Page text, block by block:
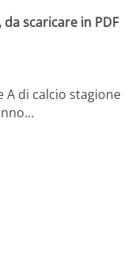
da scaricare in PDF
A di calcio stagione